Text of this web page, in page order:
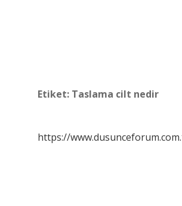
Etiket: Taslama cilt nedir
https://